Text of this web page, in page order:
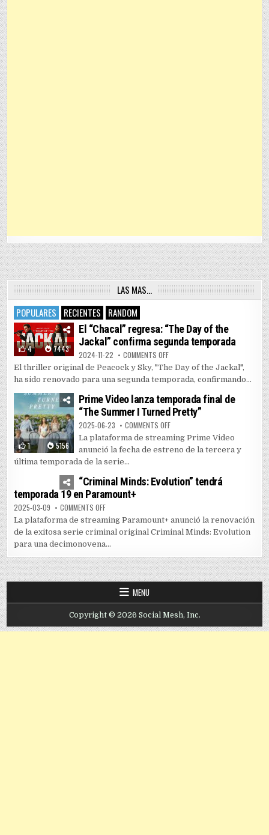
LAS MAS…
POPULARES
RECIENTES RANDOM
4 7443
El “Chacal” regresa: “The Day of the
Jackal” confirma segunda temporada
2024-11-22 COMMENTS OFFON EL “CHACAL” REGRESA: “THE
El thriller original de Peacock y Sky, "The Day of the Jackal",
ha sido renovado para una segunda temporada, confirmando...
1 5156
Prime Video lanza temporada final de
“The Summer I Turned Pretty”
2025-06-23 COMMENTS OFFON PRIME VIDEO LANZA
La plataforma de streaming Prime Video
anunció la fecha de estreno de la tercera y
última temporada de la serie...
0 3591
“Criminal Minds: Evolution” tendrá
temporada 19 en Paramount+
2025-03-09 COMMENTS OFFON “CRIMINAL MINDS: EVOLUTION” TENDRÁ
La plataforma de streaming Paramount+ anunció la renovación
de la exitosa serie criminal original Criminal Minds: Evolution
para una decimonovena...
MENU
Copyright © 2026 Social Mesh, Inc.